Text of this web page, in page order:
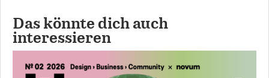
Das könnte dich auch
interessieren